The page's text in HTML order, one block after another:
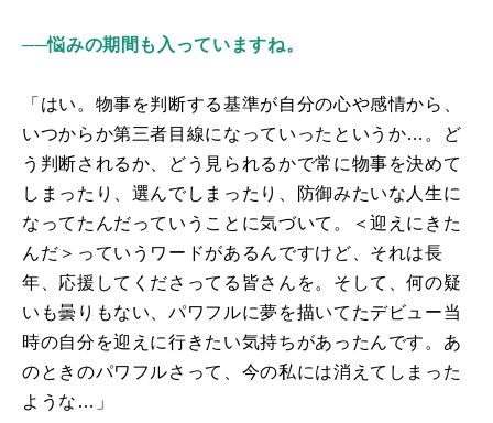
──悩みの期間も入っていますね。
「はい。物事を判断する基準が自分の心や感情から、
いつからか第三者目線になっていったというか…。ど
う判断されるか、どう見られるかで常に物事を決めて
しまったり、選んでしまったり、防御みたいな人生に
なってたんだっていうことに気づいて。＜迎えにきた
んだ＞っていうワードがあるんですけど、それは長
年、応援してくださってる皆さんを。そして、何の疑
いも曇りもない、パワフルに夢を描いてたデビュー当
時の自分を迎えに行きたい気持ちがあったんです。あ
のときのパワフルさって、今の私には消えてしまった
ような…」